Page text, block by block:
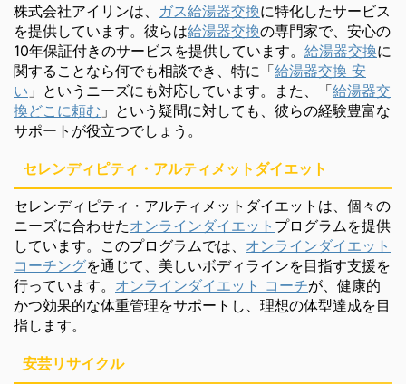
株式会社アイリンは、 ガス給湯器交換に特化したサービス
を提供しています。彼らは給湯器交換の専門家で、安心の
10年保証付きのサービスを提供しています。 給湯器交換に
関することなら何でも相談でき、特に「給湯器交換 安
い 」というニーズにも対応しています。また、「給湯器交
換どこに頼む 」という疑問に対しても、彼らの経験豊富な
サポートが役立つでしょう。
セレンディピティ・アルティメットダイエット
セレンディピティ・アルティメットダイエットは、個々の
ニーズに合わせたオンラインダイエット プログラムを提供
しています。このプログラムでは、 オンラインダイエット
コーチングを通じて、美しいボディラインを目指す支援を
行っています。 オンラインダイエット コーチが、健康的
かつ効果的な体重管理をサポートし、理想の体型達成を目
指します。
安芸リサイクル